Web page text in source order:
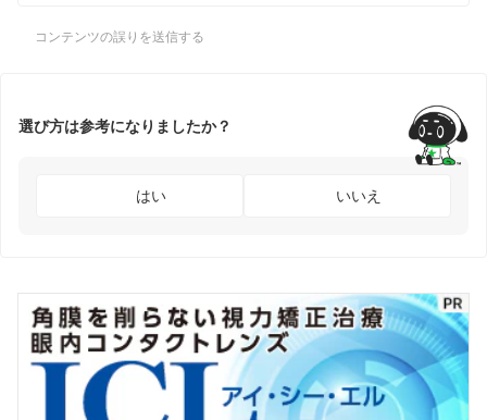
コンテンツの誤りを送信する
選び方は参考になりましたか？
はい いいえ